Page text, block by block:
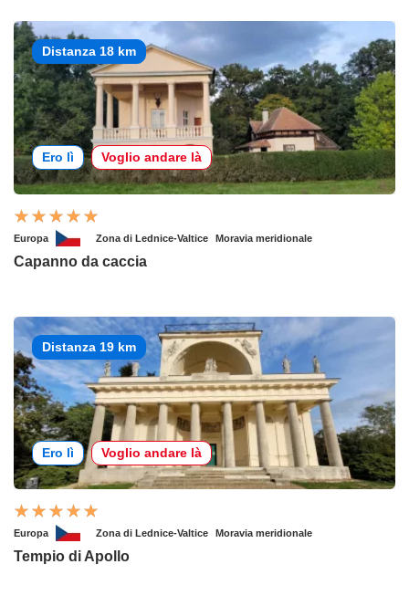
Distanza 18 km
Ero lì Voglio andare là
Europa Zona di Lednice-Valtice Moravia meridionale
Capanno da caccia
Distanza 19 km
Ero lì Voglio andare là
Europa Zona di Lednice-Valtice Moravia meridionale
Tempio di Apollo